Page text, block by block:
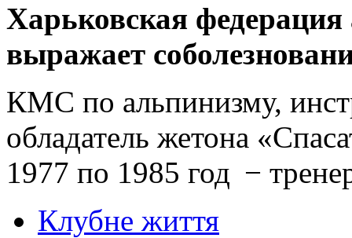
Харьковская
выражает
КМС по альпинизму,
обладатель жетона
1977 по 1985 год −
Клубне життя